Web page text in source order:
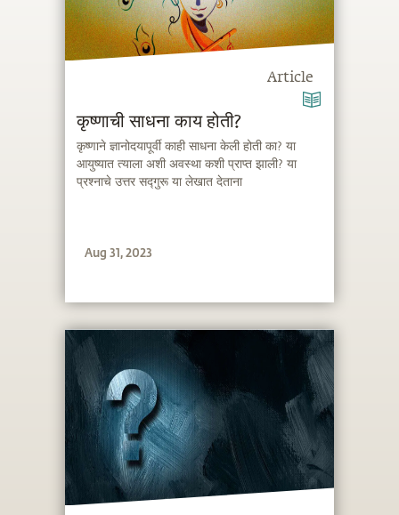
Article
कृष्णाची साधना काय होती?
कृष्णाने ज्ञानोदयापूर्वी काही साधना केली होती का? या
आयुष्यात त्याला अशी अवस्था कशी प्राप्त झाली? या
प्रश्नाचे उत्तर सद्गुरू या लेखात देताना
Aug 31, 2023